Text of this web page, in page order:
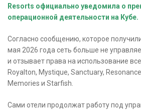
Resorts официально уведомила о
операционной деятельности на Кубе.
Согласно сообщению, которое
мая 2026 года сеть больше не
и отзывает права на использование
Royalton, Mystique, Sanctuary,
Memories и Starfish.
Сами отели продолжат работу под